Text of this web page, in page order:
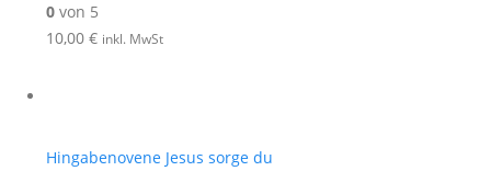
0 von 5
10,00 € inkl. MwSt
Hingabenovene Jesus sorge du